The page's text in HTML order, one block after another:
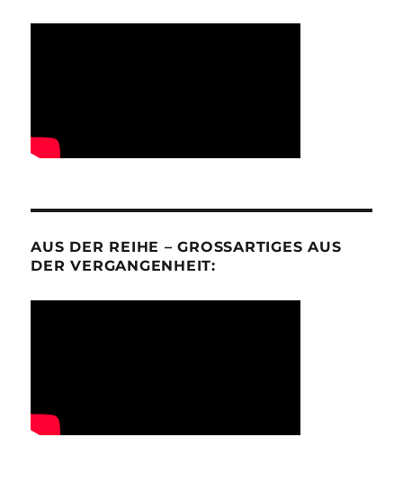
AUS DER REIHE – GROSSARTIGES AUS D
ER VERGANGENHEIT: